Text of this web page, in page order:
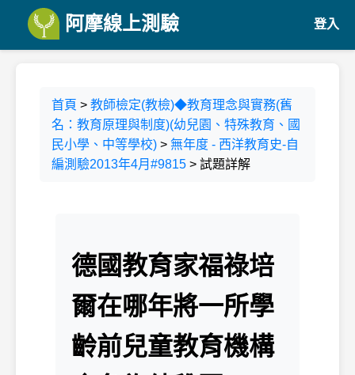
阿摩線上測驗 登入
首頁 > 教師檢定(教檢)◆教育理念與實務(舊
名：教育原理與制度)(幼兒園、特殊教育、國
民小學、中等學校) > 無年度 - 西洋教育史-自
編測驗2013年4月#9815 > 試題詳解
德國教育家福祿培
爾在哪年將一所學
齡前兒童教育機構